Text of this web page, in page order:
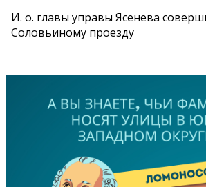
И. о. главы управы Ясенева
Соловьиному проезду